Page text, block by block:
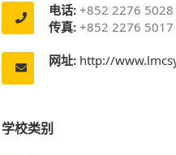
电话: +852 2276 5028
传真: +852 2276 5017
网址: http://
学校类别